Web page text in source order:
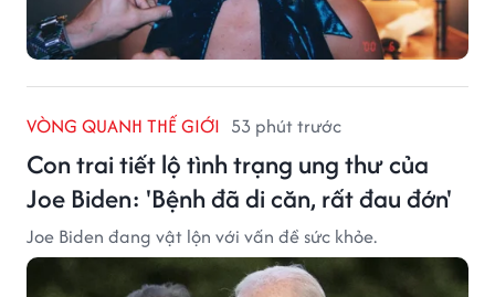
VÒNG QUANH THẾ GIỚI 53 phút trước
Con trai tiết lộ tình trạng ung thư của
Joe Biden: 'Bệnh đã di căn, rất đau đớn'
Joe Biden đang vật lộn với vấn đề sức khỏe.